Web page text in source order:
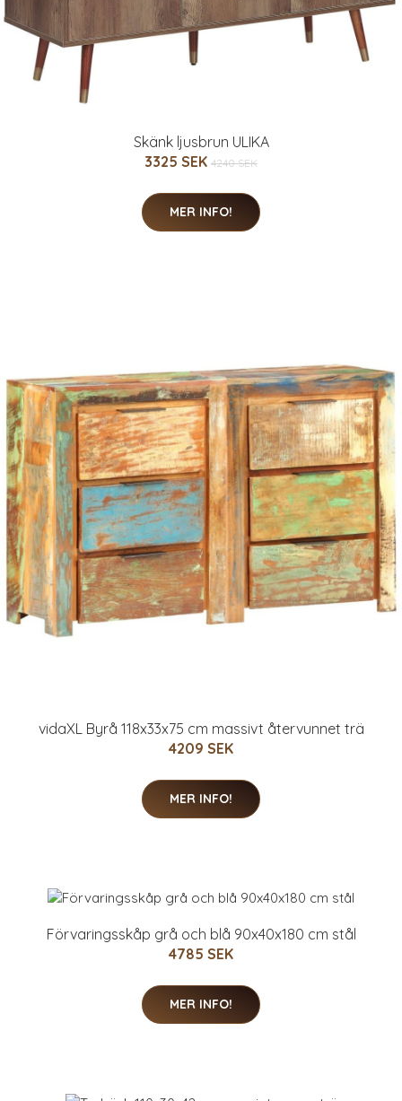
Skänk ljusbrun ULIKA
3325 SEK 4240 SEK
MER INFO!
vidaXL Byrå 118x33x75 cm massivt återvunnet trä
4209 SEK
MER INFO!
Förvaringsskåp grå och blå 90x40x180 cm stål
4785 SEK
MER INFO!